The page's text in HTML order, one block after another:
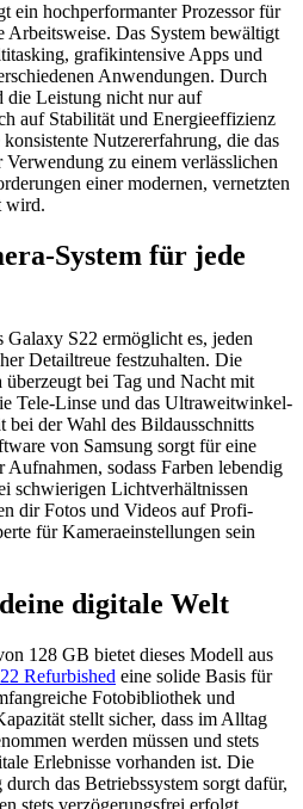
ein hochperformanter Prozessor für
Arbeitsweise. Das System bewältigt
grafikintensive Apps und
Anwendungen. Durch
Leistung nicht nur auf
auf Stabilität und Energieeffizienz
Nutzererfahrung, die das
Verwendung zu einem verlässlichen
einer modernen, vernetzten
wird.
System für jede
Galaxy S22 ermöglicht es, jeden
Detailtreue festzuhalten. Die
bei Tag und Nacht mit
Tele-Linse und das Ultraweitwinkel-
der Wahl des Bildausschnitts
von Samsung sorgt für eine
sodass Farben lebendig
schwierigen Lichtverhältnissen
dir Fotos und Videos auf Profi-
für Kameraeinstellungen sein
digitale Welt
128 GB bietet dieses Modell aus
Refurbished eine solide Basis für
Fotobibliothek und
stellt sicher, dass im Alltag
werden müssen und stets
Erlebnisse vorhanden ist. Die
das Betriebssystem sorgt dafür,
stets verzögerungsfrei erfolgt.